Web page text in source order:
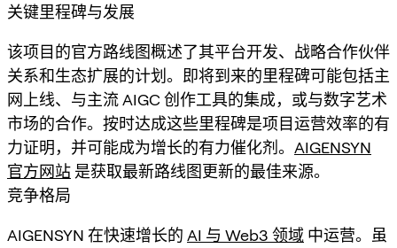
关键里程碑与发展
该项目的官方路线图概述了其平台开发、战略合作伙伴
关系和生态扩展的计划。即将到来的里程碑可能包括主
网上线、与主流 AIGC 创作工具的集成，或与数字艺术
市场的合作。按时达成这些里程碑是项目运营效率的有
力证明，并可能成为增长的有力催化剂。 AIGENSYN
官方网站 是获取最新路线图更新的最佳来源。
竞争格局
AIGENSYN 在快速增长的 AI 与 Web3 领域 中运营。虽